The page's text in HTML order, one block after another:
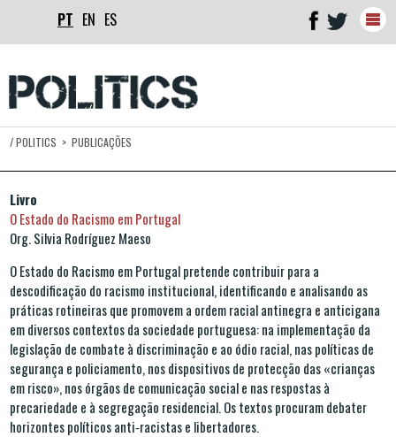
ES
EN
PT
/POLITICS > PUBLICAÇÕES
Livro
O Estado do Racismo em Portugal
Org. Silvia Rodríguez Maeso
O Estado do Racismo em Portugal pretende contribuir para a
descodificação do racismo institucional, identificando e analisando as
práticas rotineiras que promovem a ordem racial antinegra e anticigana
em diversos contextos da sociedade portuguesa: na implementação da
legislação de combate à discriminação e ao ódio racial, nas políticas de
segurança e policiamento, nos dispositivos de protecção das «crianças
em risco», nos órgãos de comunicação social e nas respostas à
precariedade e à segregação residencial. Os textos procuram debater
horizontes políticos anti‑racistas e libertadores.